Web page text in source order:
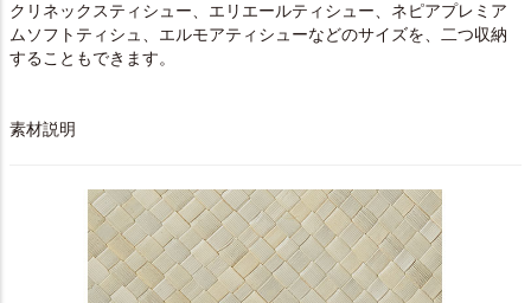
クリネックスティシュー、エリエールティシュー、ネピアプレミア
ムソフトティシュ、エルモアティシューなどのサイズを、二つ収納
することもできます。
素材説明